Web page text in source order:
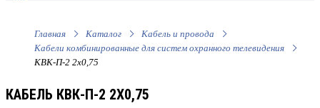
Главная Каталог
Кабель и провода
Кабели комбинированные для систем охранного телевидения
КВК-П-2 2х0,75
КАБЕЛЬ КВК-П-2 2Х0,75